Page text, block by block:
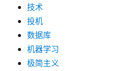
技术
投机
数据库
机器学习
极简主义